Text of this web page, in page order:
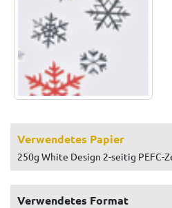
Verwendetes Papier
250g White Design 2-seitig
Verwendetes Format